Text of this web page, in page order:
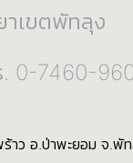
าเขตพัทลุง
. 0-7460-
าว อ.ป่าพะยอม จ.พั